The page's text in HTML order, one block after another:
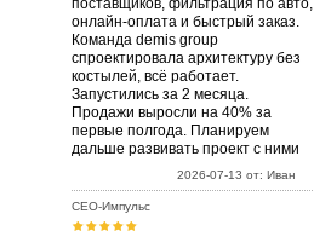
поставщиков, фильтрация по авто,
онлайн-оплата и быстрый заказ.
Команда demis group
спроектировала архитектуру без
костылей, всё работает.
Запустились за 2 месяца.
Продажи выросли на 40% за
первые полгода. Планируем
дальше развивать проект с ними
2026-07-13 от: Иван
СЕО-Импульс